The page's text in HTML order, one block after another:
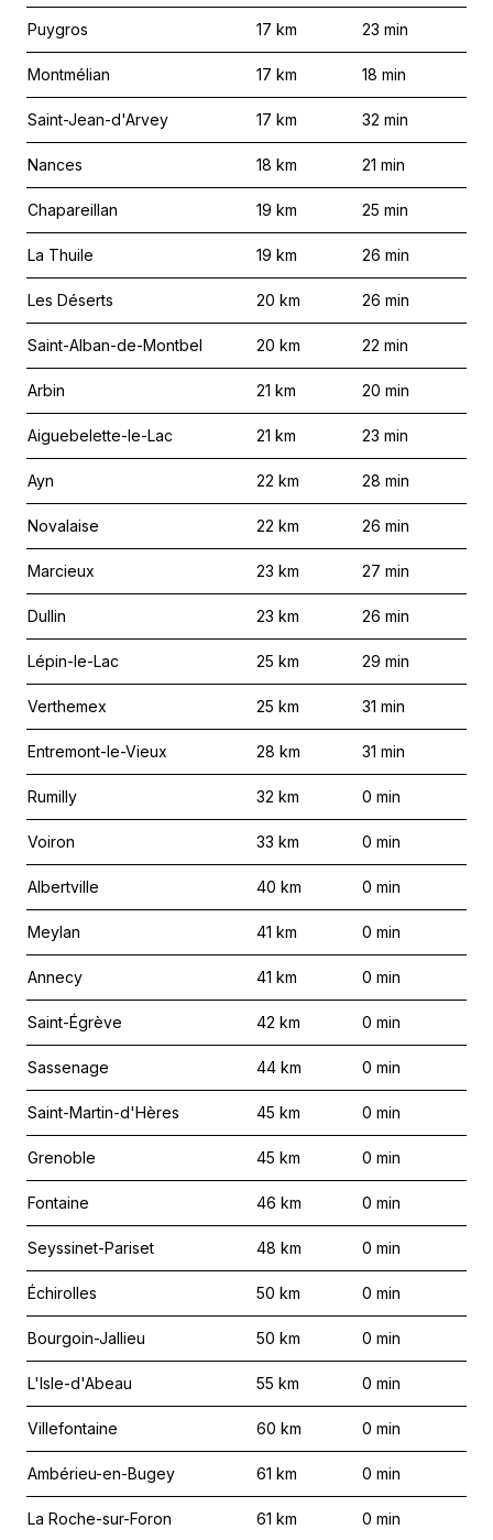
Puygros 17 km 23 min
Montmélian 17 km 18 min
Saint-Jean-d'Arvey 17 km 32 min
Nances 18 km 21 min
Chapareillan 19 km 25 min
La Thuile 19 km 26 min
Les Déserts 20 km 26 min
Saint-Alban-de-Montbel 20 km 22 min
Arbin 21 km 20 min
Aiguebelette-le-Lac 21 km 23 min
Ayn 22 km 28 min
Novalaise 22 km 26 min
Marcieux 23 km 27 min
Dullin 23 km 26 min
Lépin-le-Lac 25 km 29 min
Verthemex 25 km 31 min
Entremont-le-Vieux 28 km 31 min
Rumilly 32 km 0 min
Voiron 33 km 0 min
Albertville 40 km 0 min
Meylan 41 km 0 min
Annecy 41 km 0 min
Saint-Égrève 42 km 0 min
Sassenage 44 km 0 min
Saint-Martin-d'Hères 45 km 0 min
Grenoble 45 km 0 min
Fontaine 46 km 0 min
Seyssinet-Pariset 48 km 0 min
Échirolles 50 km 0 min
Bourgoin-Jallieu 50 km 0 min
L'Isle-d'Abeau 55 km 0 min
Villefontaine 60 km 0 min
Ambérieu-en-Bugey 61 km 0 min
La Roche-sur-Foron 61 km 0 min